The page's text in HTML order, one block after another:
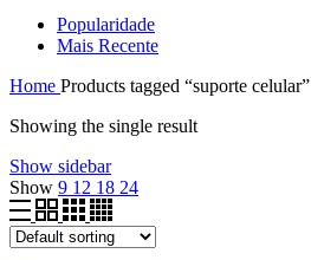
Popularidade
Mais Recente
Home Products tagged “suporte celular”
Showing the single result
Show sidebar
Show 9 12 18 24